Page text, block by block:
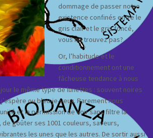
dommage de passer notre
existence confinés entre le
gris clair et le gris foncé,
vous ne trouvez pas?
Or, l’habitude et le
conditionnement ont une
fâcheuse tendance à nous
le même type de lunettes : souvent noires
ou bleu-je-veux. Rarement nous
et la permission de voir sans filtre la
goûter ses 1001 couleurs, saveurs,
les unes que les autres. De sortir aussi